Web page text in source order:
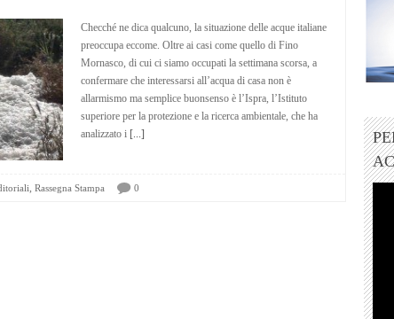
Checché ne dica qualcuno, la situazione delle acque italiane
preoccupa eccome. Oltre ai casi come quello di Fino
Mornasco, di cui ci siamo occupati la settimana scorsa, a
confermare che interessarsi all’acqua di casa non è
allarmismo ma semplice buonsenso è l’Ispra, l’Istituto
superiore per la protezione e la ricerca ambientale, che ha
analizzato i [...]
, Rassegna Stampa 0